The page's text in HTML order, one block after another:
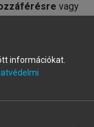
vagy
fiókot.
információkat.